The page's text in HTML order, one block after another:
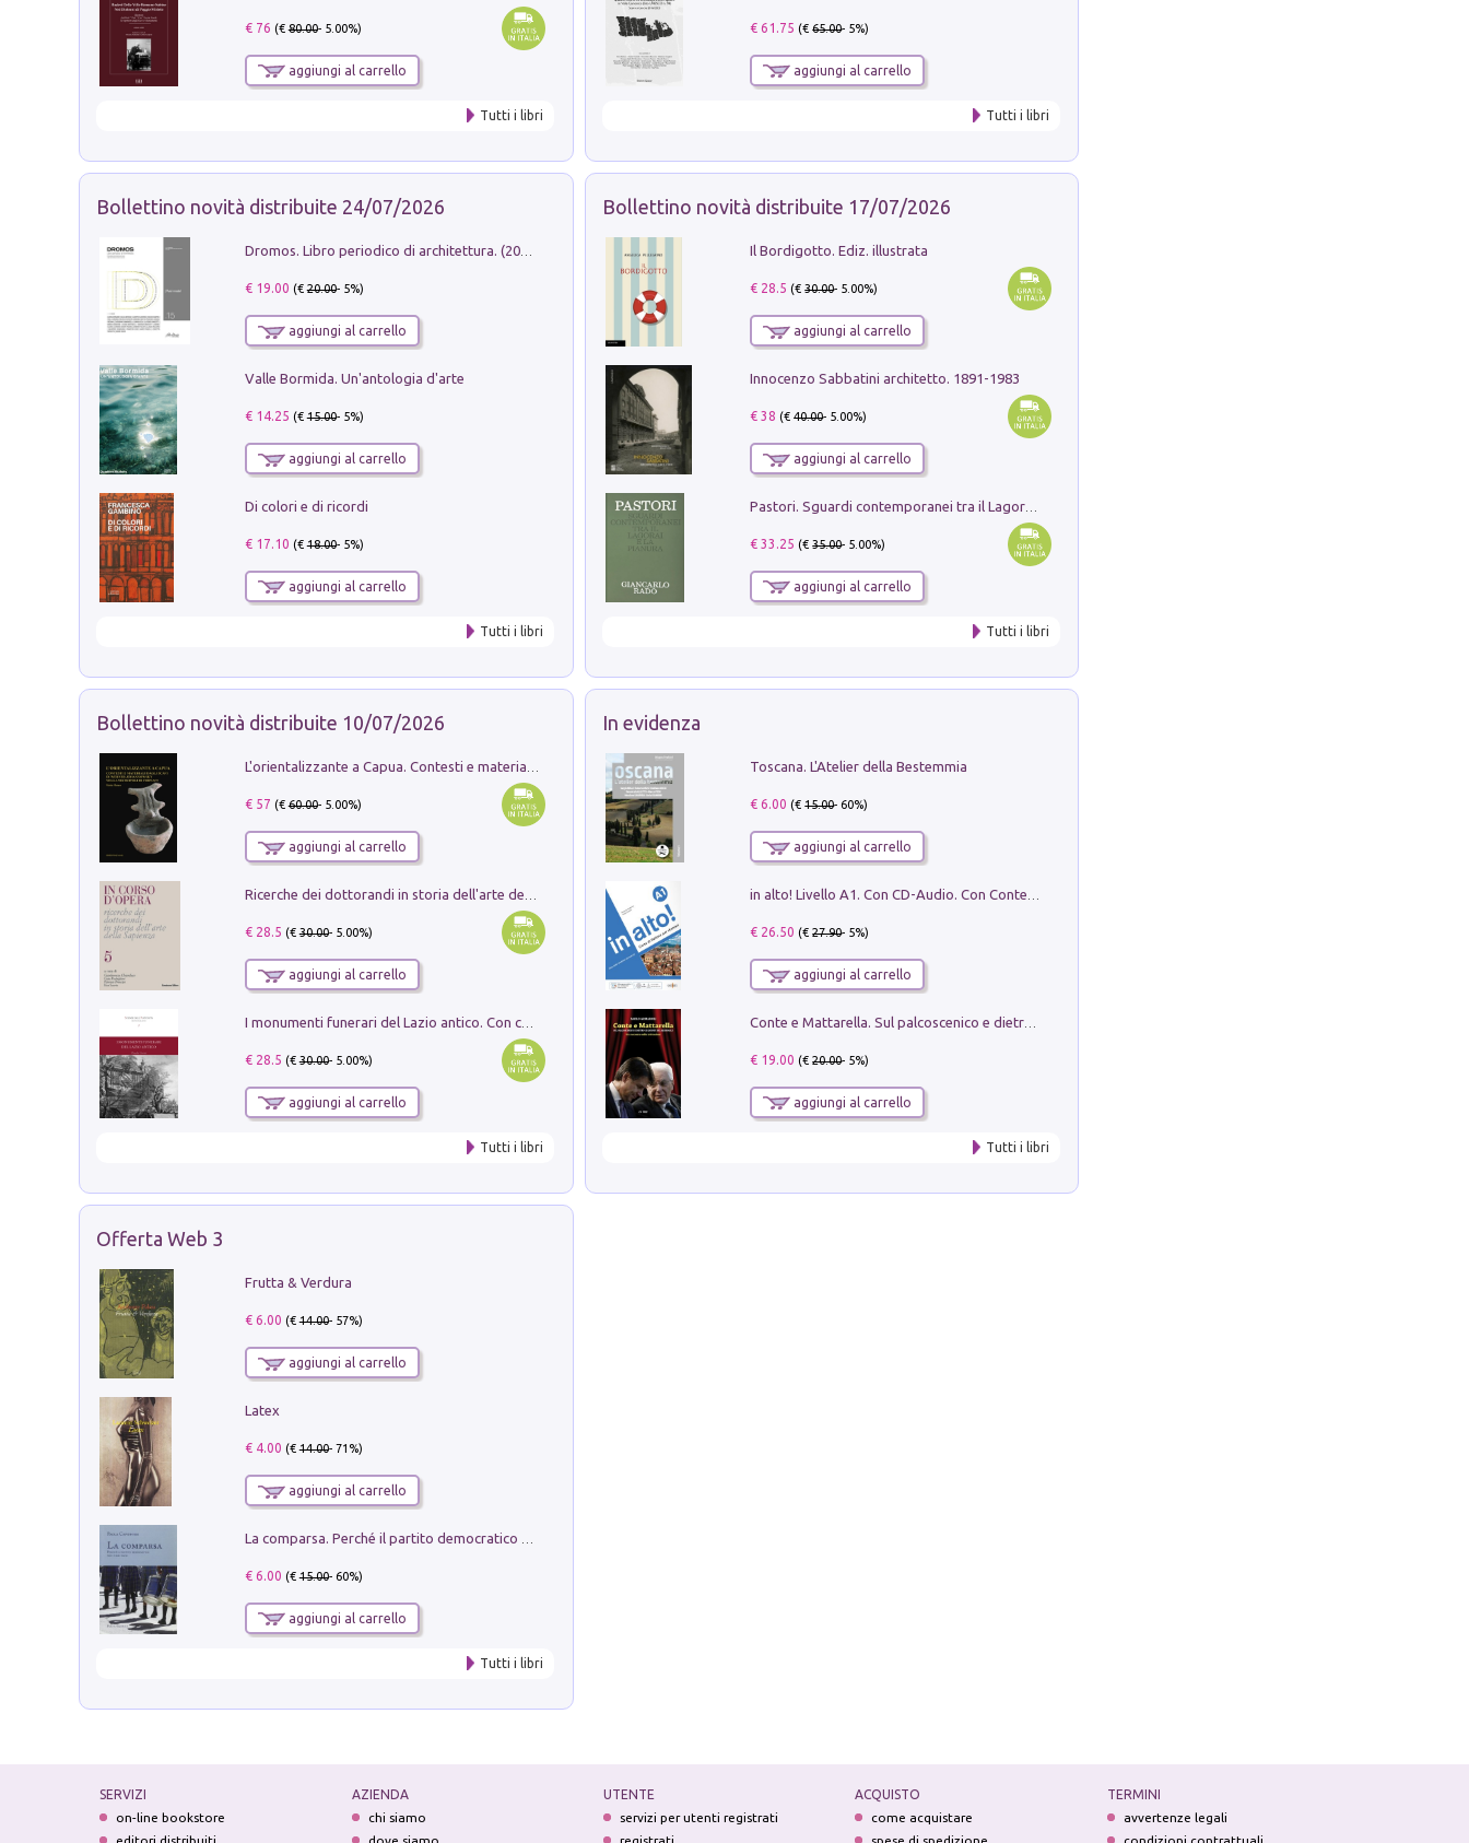
€ 76 (€80.00- 5.00%)
aggiungi al carrello
Tutti i libri
€ 61.75 (€65.00- 5%)
aggiungi al carrello
Tutti i libri
Bollettino novità distribuite 24/07/2026
Dromos. Libro periodico di architettura. (2026). Vol. 15: Post-model
€ 19.00 (€20.00- 5%)
aggiungi al carrello
Valle Bormida. Un'antologia d'arte
€ 14.25 (€15.00- 5%)
aggiungi al carrello
Di colori e di ricordi
€ 17.10 (€18.00- 5%)
aggiungi al carrello
Tutti i libri
Bollettino novità distribuite 17/07/2026
Il Bordigotto. Ediz. illustrata
€ 28.5 (€30.00- 5.00%)
aggiungi al carrello
Innocenzo Sabbatini architetto. 1891-1983
€ 38 (€40.00- 5.00%)
aggiungi al carrello
€ 33.25 (€35.00- 5.00%)
aggiungi al carrello
Tutti i libri
Bollettino novità distribuite 10/07/2026
€ 57 (€60.00- 5.00%)
aggiungi al carrello
€ 28.5 (€30.00- 5.00%)
aggiungi al carrello
I monumenti funerari del Lazio antico. Con cartella con tavole
€ 28.5 (€30.00- 5.00%)
aggiungi al carrello
Tutti i libri
In evidenza
Toscana. L'Atelier della Bestemmia
€ 6.00 (€15.00- 60%)
aggiungi al carrello
€ 26.50 (€27.90- 5%)
aggiungi al carrello
€ 19.00 (€20.00- 5%)
aggiungi al carrello
Tutti i libri
Offerta Web 3
Frutta & Verdura
€ 6.00 (€14.00- 57%)
aggiungi al carrello
Latex
€ 4.00 (€14.00- 71%)
aggiungi al carrello
€ 6.00 (€15.00- 60%)
aggiungi al carrello
Tutti i libri
SERVIZI
on-line bookstore
AZIENDA
chi siamo
UTENTE
servizi per utenti registrati
ACQUISTO
come acquistare
TERMINI
avvertenze legali